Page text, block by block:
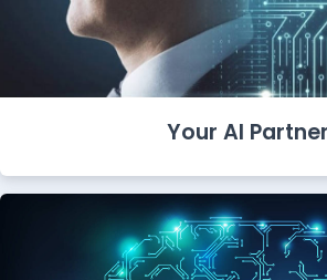
Your AI Partner